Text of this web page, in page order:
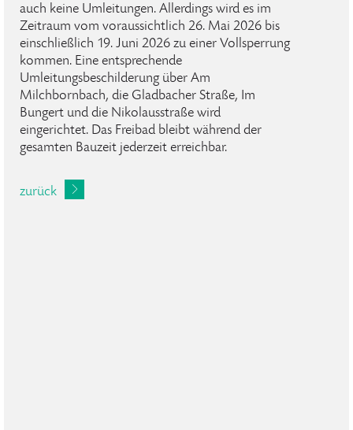
auch keine Umleitungen. Allerdings wird es im
Zeitraum vom voraussichtlich 26. Mai 2026 bis
einschließlich 19. Juni 2026 zu einer Vollsperrung
kommen. Eine entsprechende
Umleitungsbeschilderung über Am
Milchbornbach, die Gladbacher Straße, Im
Bungert und die Nikolausstraße wird
eingerichtet. Das Freibad bleibt während der
gesamten Bauzeit jederzeit erreichbar.
zurück